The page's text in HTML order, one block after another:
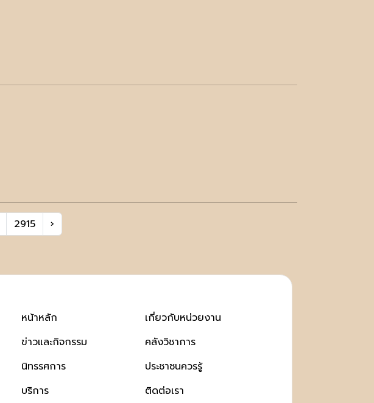
2915 ›
หน้าหลัก
ข่าวและกิจกรรม
นิทรรศการ
บริการ
เกี่ยวกับหน่วยงาน
คลังวิชาการ
ประชาชนควรรู้
ติดต่อเรา